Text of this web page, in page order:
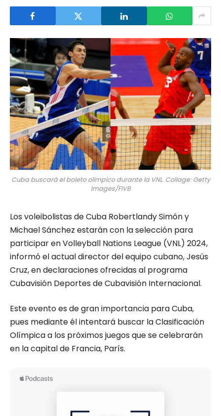
Cuba buscará el boleto olímpico durante la VNL. Collage: Getty
Images/FIVB
Los voleibolistas de Cuba Robertlandy Simón y
Michael Sánchez estarán con la selección para
participar en Volleyball Nations League (VNL) 2024,
informó el actual director del equipo cubano, Jesús
Cruz, en declaraciones ofrecidas al programa
Cubavisión Deportes de Cubavisión Internacional.
Este evento es de gran importancia para Cuba,
pues mediante él intentará buscar la Clasificación
Olímpica a los próximos juegos que se celebrarán
en la capital de Francia, París.